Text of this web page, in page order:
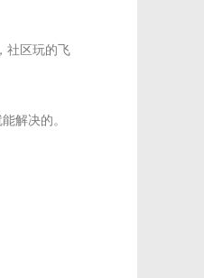
社区玩的飞
解决的。